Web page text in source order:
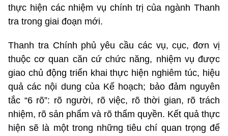
thực hiện các nhiệm vụ chính trị của ngành Thanh
tra trong giai đoạn mới.
Thanh tra Chính phủ yêu cầu các vụ, cục, đơn vị
thuộc cơ quan căn cứ chức năng, nhiệm vụ được
giao chủ động triển khai thực hiện nghiêm túc, hiệu
quả các nội dung của Kế hoạch; bảo đảm nguyên
tắc “6 rõ”: rõ người, rõ việc, rõ thời gian, rõ trách
nhiệm, rõ sản phẩm và rõ thẩm quyền. Kết quả thực
hiện sẽ là một trong những tiêu chí quan trọng để